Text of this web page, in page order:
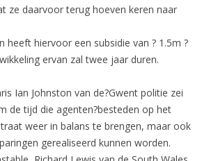
ze daarvoor terug hoeven keren naar
heeft hiervoor een subsidie van ? 1.5m ?
ervan zal twee jaar duren.
Ian Johnston van de?Gwent politie zei
de tijd die agenten?besteden op het
weer in balans te brengen, maar ook
gerealiseerd kunnen worden.